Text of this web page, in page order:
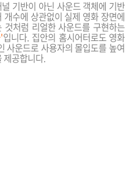
기반이 아닌 사운드 객체에 기반
수에 상관없이 실제 영화 장면에
처럼 리얼한 사운드를 구현하는
'입니다. 집안의 홈시어터로도 영화
사운드로 사용자의 몰입도를 높여
제공합니다.